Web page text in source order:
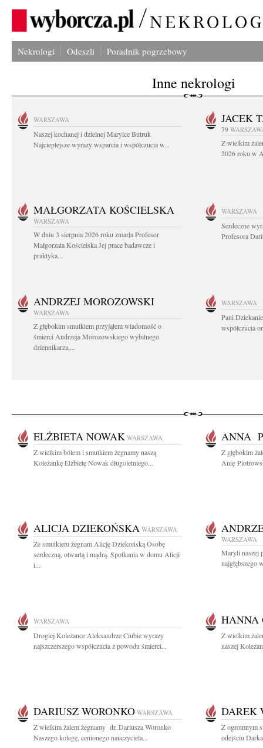
Nekrologi Odeszli Poradnik pogrzebowy
Inne nekrologi
WARSZAWA
Naszej kochanej i dzielnej Marylce Butruk
Najcieplejsze wyrazy wsparcia i współczucia w...
JACEK
79
Z wielkim
2026 roku w
MAŁGORZATA KOŚCIELSKA
WARSZAWA
W dniu 3 sierpnia 2026 roku zmarła Profesor
Małgorzata Kościelska Jej prace badawcze i
praktyka...
WARSZAWA
Serdeczne
Profesora
ANDRZEJ MOROZOWSKI
WARSZAWA
Z głębokim smutkiem przyjąłem wiadomość o
śmierci Andrzeja Morozowskiego wybitnego
dziennikarza,...
WARSZAWA
Pani
współczucia
ELŻBIETA NOWAK WARSZAWA
Z wielkim bólem i smutkiem żegnamy naszą
Koleżankę Elżbietę Nowak długoletniego...
ANNA
Z głębokim
Anię
ALICJA DZIEKOŃSKA WARSZAWA
Ze smutkiem żegnam Alicję Dziekońską Osobę
serdeczną, otwartą i mądrą. Spotkania w domu Alicji
i...
WARSZAWA
Maryli naszej
najgłębszego
WARSZAWA
Drogiej Koleżance Aleksandrze Ciubie wyrazy
najszczerszego współczucia z powodu śmierci...
HANNA
Z wielkim
naszej
DARIUSZ WORONKO WARSZAWA
Z wielkim żalem żegnamy dr. Dariusza Woronko
Naszego kolegę, cenionego nauczyciela...
DAREK
Z ogromnym
odejściu